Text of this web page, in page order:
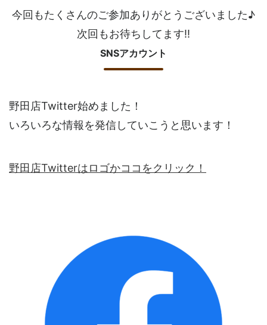
今回もたくさんのご参加ありがとうございました♪
次回もお待ちしてます!!
SNSアカウント
野田店Twitter始めました！
いろいろな情報を発信していこうと思います！
野田店Twitterはロゴかココをクリック！